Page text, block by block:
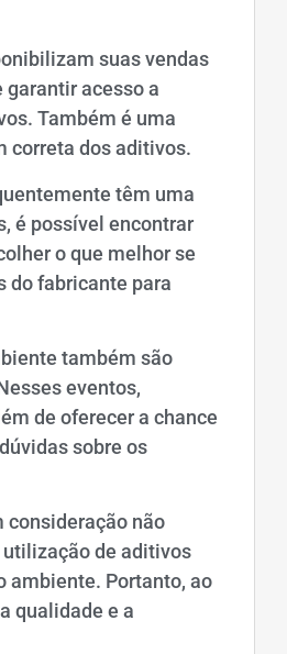
suas vendas
acesso a
Também é uma
correta dos aditivos.
têm uma
é possível encontrar
o que melhor se
do fabricante para
também são
eventos,
de oferecer a chance
sobre os
consideração não
utilização de aditivos
ambiente. Portanto, ao
qualidade e a